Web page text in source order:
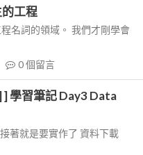
工程
名詞的領域。 我們才剛學會
0個留言
學習筆記 Day3 Data
著就是要實作了 資料下載